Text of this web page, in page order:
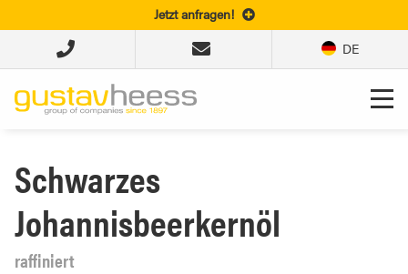
Jetzt anfragen!
DE
Schwarzes
Johannisbeerkernöl
raffiniert